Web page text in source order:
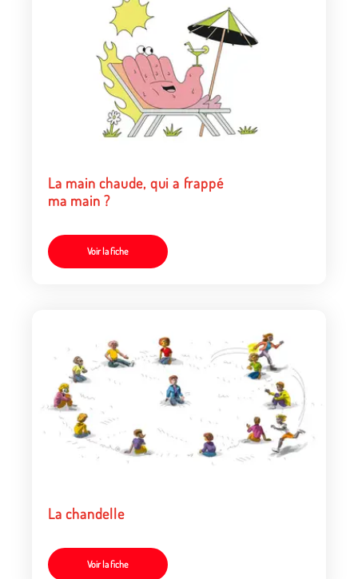
La main chaude, qui a frappé
ma main ?
Voir la fiche
La chandelle
Voir la fiche